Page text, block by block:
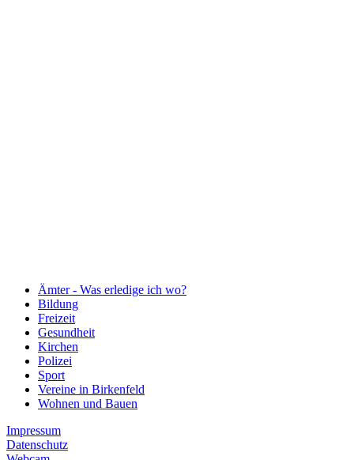
Ämter - Was erledige ich wo?
Bildung
Freizeit
Gesundheit
Kirchen
Polizei
Sport
Vereine in Birkenfeld
Wohnen und Bauen
Impressum
Datenschutz